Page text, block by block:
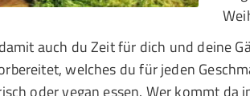
auch du Zeit für dich und deine
welches du für jeden
oder vegan essen. Wer kommt da